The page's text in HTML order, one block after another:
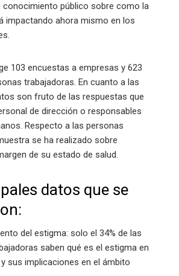
conocimiento público sobre como la
impactando ahora mismo en los
103 encuestas a empresas y 623
trabajadoras. En cuanto a las
son fruto de las respuestas que
de dirección o responsables
Respecto a las personas
se ha realizado sobre
de su estado de salud.
datos que se
del estigma: solo el 34% de las
saben qué es el estigma en
sus implicaciones en el ámbito